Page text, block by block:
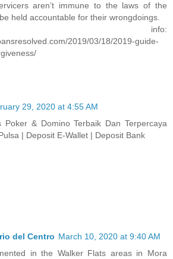
aren’t immune to the laws of the
held accountable for their wrongdoings.
info:
2019/03/18/2019-guide-
29, 2020 at 4:55 AM
Poker & Domino Terbaik Dan Terpercaya
| Deposit E-Wallet | Deposit Bank
del Centro March 10, 2020 at 9:40 AM
in the Walker Flats areas in Mora